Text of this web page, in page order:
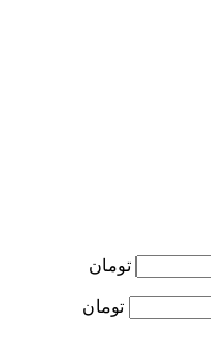
تومان
تومان